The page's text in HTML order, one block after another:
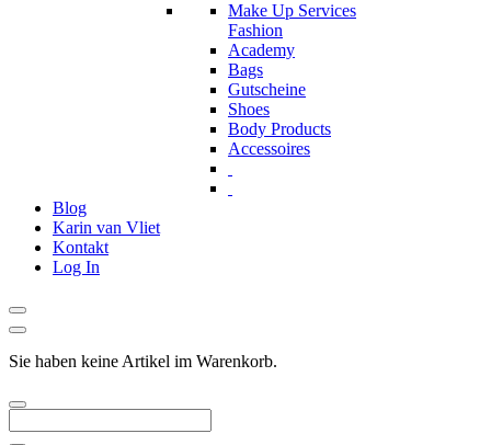
Make Up Services
Fashion
Academy
Bags
Gutscheine
Shoes
Body Products
Accessoires
Blog
Karin van Vliet
Kontakt
Log In
Sie haben keine Artikel im Warenkorb.